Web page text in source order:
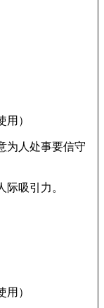
）
为人处事要信守
吸引力。
）